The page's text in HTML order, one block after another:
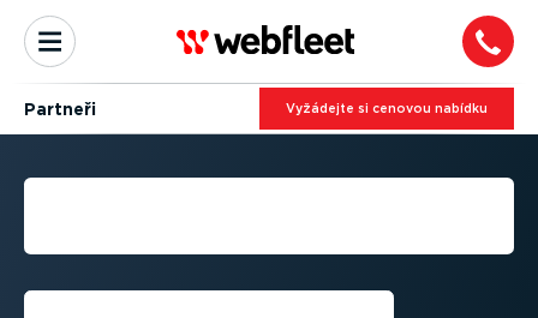
Partneři Vyžádejte si cenovou nabídku
STAŇTE SE ZPROSTŘED­KU­